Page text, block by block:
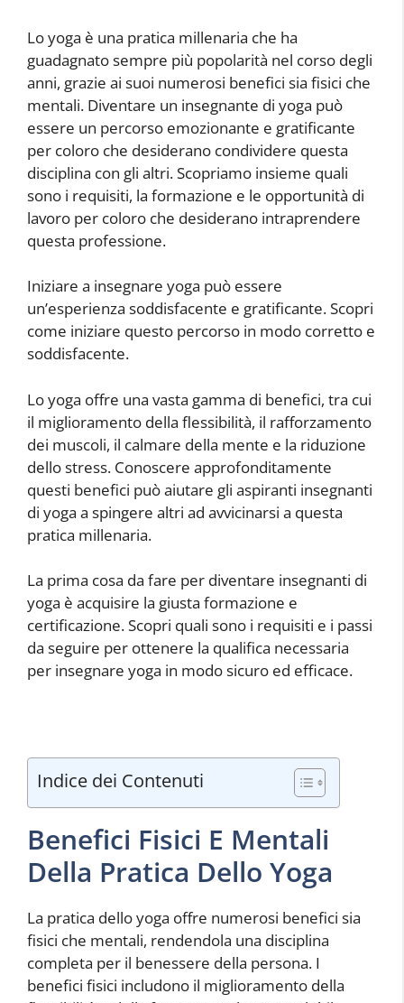
Lo yoga è una pratica millenaria che ha
guadagnato sempre più popolarità nel corso degli
anni, grazie ai suoi numerosi benefici sia fisici che
mentali. Diventare un insegnante di yoga può
essere un percorso emozionante e gratificante
per coloro che desiderano condividere questa
disciplina con gli altri. Scopriamo insieme quali
sono i requisiti, la formazione e le opportunità di
lavoro per coloro che desiderano intraprendere
questa professione.
Iniziare a insegnare yoga può essere
un’esperienza soddisfacente e gratificante. Scopri
come iniziare questo percorso in modo corretto e
soddisfacente.
Lo yoga offre una vasta gamma di benefici, tra cui
il miglioramento della flessibilità, il rafforzamento
dei muscoli, il calmare della mente e la riduzione
dello stress. Conoscere approfonditamente
questi benefici può aiutare gli aspiranti insegnanti
di yoga a spingere altri ad avvicinarsi a questa
pratica millenaria.
La prima cosa da fare per diventare insegnanti di
yoga è acquisire la giusta formazione e
certificazione. Scopri quali sono i requisiti e i passi
da seguire per ottenere la qualifica necessaria
per insegnare yoga in modo sicuro ed efficace.
Indice dei Contenuti
Benefici Fisici E Mentali
Della Pratica Dello Yoga
La pratica dello yoga offre numerosi benefici sia
fisici che mentali, rendendola una disciplina
completa per il benessere della persona. I
benefici fisici includono il miglioramento della